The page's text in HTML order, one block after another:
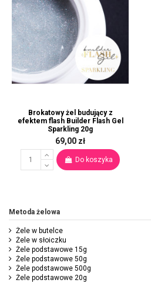
Brokatowy żel budujący z
efektem flash Builder Flash Gel
Sparkling 20g
69,00 zł
Do koszyka
Metoda żelowa
Żele w butelce
Żele w słoiczku
Żele podstawowe 15g
Żele podstawowe 50g
Żele podstawowe 500g
Żele podstawowe 20g